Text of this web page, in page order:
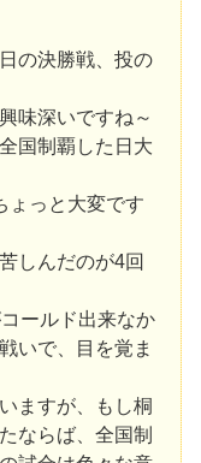
の決勝戦、投の
味深いですね～
国制覇した日大
ょっと大変です
しんだのが4回
ールド出来なか
いで、目を覚ま
ますが、もし桐
ならば、全国制